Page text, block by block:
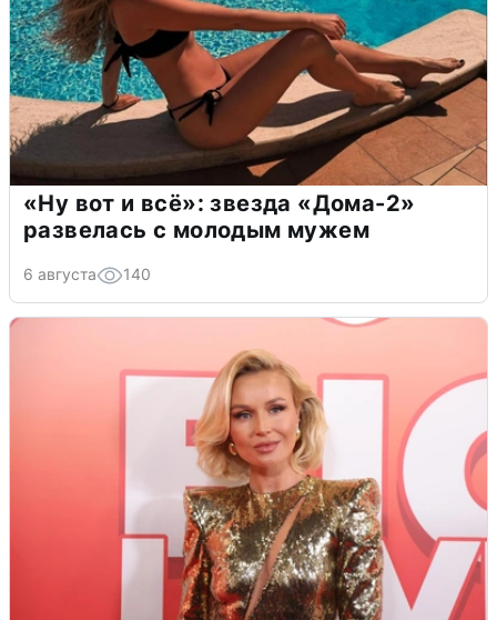
«Ну вот и всё»: звезда «Дома-2»
развелась с молодым мужем
6 августа 140